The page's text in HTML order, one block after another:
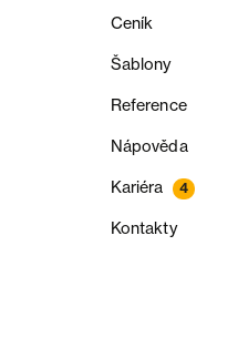
Ceník
Šablony
Reference
Nápověda
Kariéra 4
Kontakty